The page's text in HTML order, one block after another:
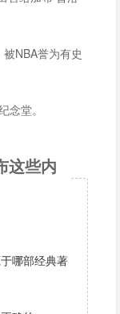
NBA誉为有史
念堂。
这些内
哪部经典著